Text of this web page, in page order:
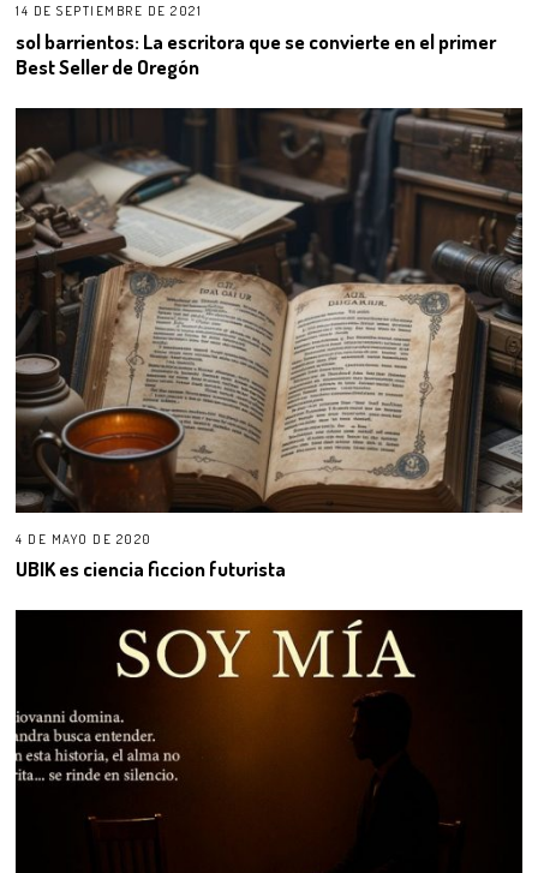
14 DE SEPTIEMBRE DE 2021
sol barrientos: La escritora que se convierte en el primer
Best Seller de Oregón
4 DE MAYO DE 2020
UBIK es ciencia ficcion futurista